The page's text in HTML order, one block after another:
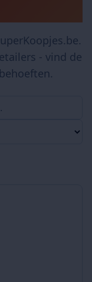
- vind de